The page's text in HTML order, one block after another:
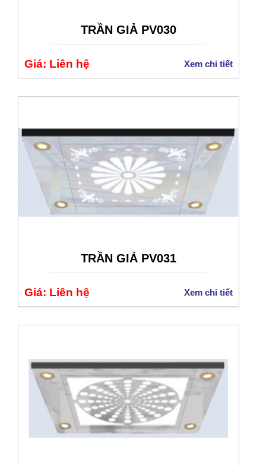
TRẦN GIẢ PV030
Giá: Liên hệ Xem chi tiết
TRẦN GIẢ PV031
Giá: Liên hệ Xem chi tiết